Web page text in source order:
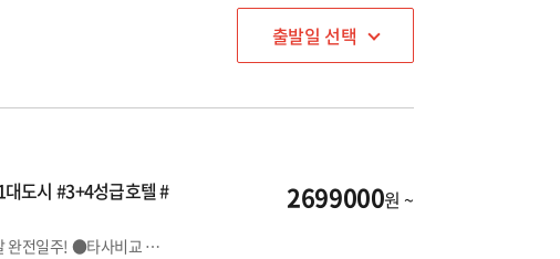
출발일 선택
도시 #3+4성급호텔 #
포르투갈 일주 NO! NO! 한나라 집중 일주! *포르투갈 완전일주! ●타사비교 필수●
2699000원 ~